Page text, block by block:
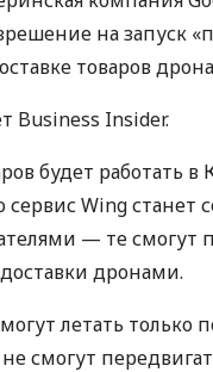
на запуск
товаров
Business Insider.
будет работать
сервис Wing
— те смогут
дронами.
летать только
смогут